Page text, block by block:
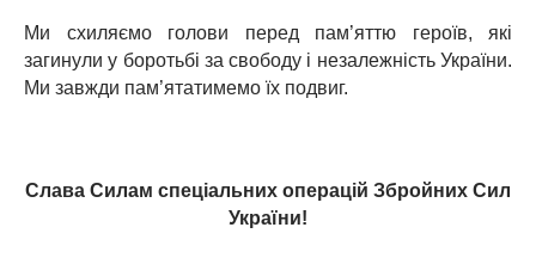
Ми схиляємо голови перед пам’яттю героїв, які
загинули у боротьбі за свободу і незалежність України.
Ми завжди пам’ятатимемо їх подвиг.
Слава Силам спеціальних операцій Збройних Сил
України!